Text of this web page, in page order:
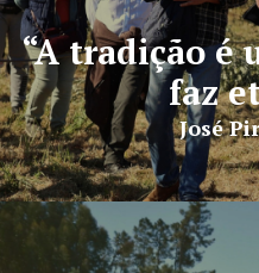
“A tradição é
faz
José